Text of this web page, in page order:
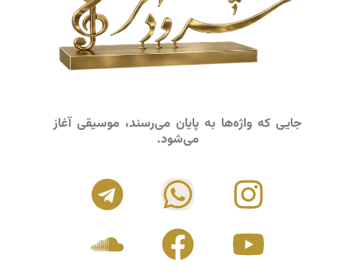
جایی که واژه‌ها به پایان می‌رسند، موسیقی آغاز
می‌شود.